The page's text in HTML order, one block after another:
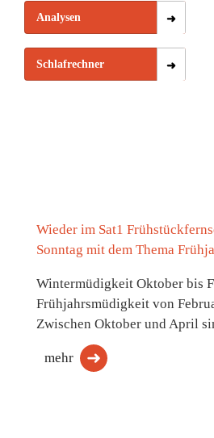
Analysen
Schlafrechner
Wieder im Sat1
Sonntag mit dem Thema
Wintermüdigkeit Oktober bis
Frühjahrsmüdigkeit von
Zwischen Oktober und April
mehr